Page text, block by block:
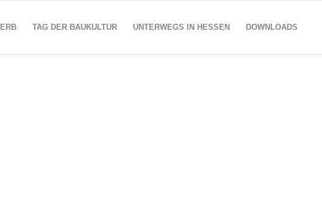
TAG DER BAUKULTUR UNTERWEGS IN HESSEN DOWNLOADS